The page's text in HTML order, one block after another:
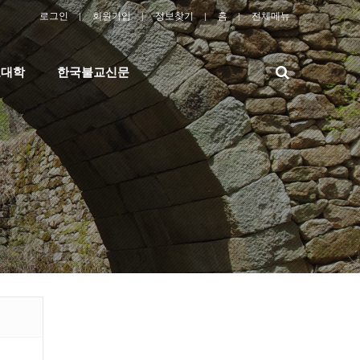
로그인 회원가입 정보찾기 홈 전체메뉴
학 한국불교신문
검
색